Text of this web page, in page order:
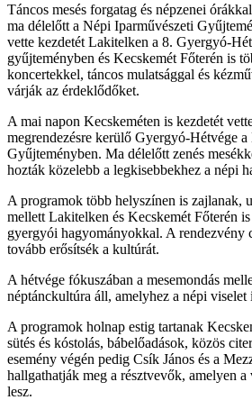
Táncos mesés forgatag és népzenei
ma délelőtt a Népi Iparművészeti
vette kezdetét Lakitelken a 8. Gyergyó-
gyűjteményben és Kecskemét Főterén is
koncertekkel, táncos mulatsággal és
várják az érdeklődőket.
A mai napon Kecskeméten is kezdetét
megrendezésre kerülő Gyergyó-Hétvége
Gyűjteményben. Ma délelőtt zenés
hozták közelebb a legkisebbekhez a népi
A programok több helyszínen is zajlanak,
mellett Lakitelken és Kecskemét Főterén
gyergyói hagyományokkal. A rendezvény
tovább erősítsék a kultúrát.
A hétvége fókuszában a mesemondás
néptánckultúra áll, amelyhez a népi viselet
A programok holnap estig tartanak
sütés és kóstolás, bábelőadások, közös
esemény végén pedig Csík János és a
hallgathatják meg a résztvevők, amelyen a
lesz.